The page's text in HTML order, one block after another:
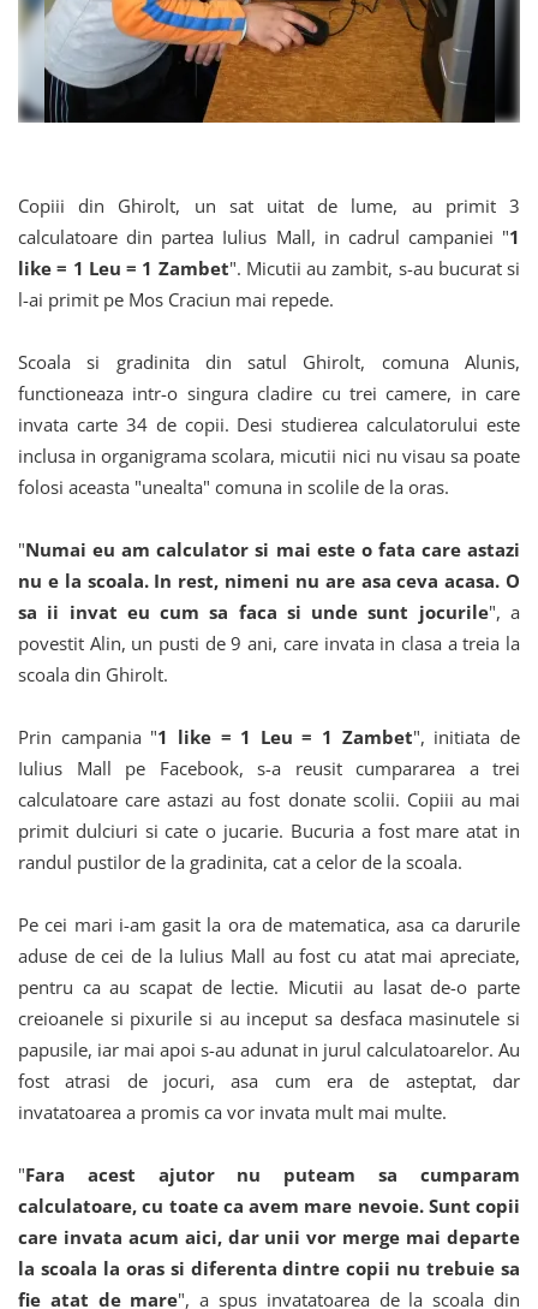
Copiii din Ghirolt, un sat uitat de lume, au primit 3
calculatoare din partea Iulius Mall, in cadrul campaniei "1
like = 1 Leu = 1 Zambet". Micutii au zambit, s-au bucurat si
l-ai primit pe Mos Craciun mai repede.
Scoala si gradinita din satul Ghirolt, comuna Alunis,
functioneaza intr-o singura cladire cu trei camere, in care
invata carte 34 de copii. Desi studierea calculatorului este
inclusa in organigrama scolara, micutii nici nu visau sa poate
folosi aceasta "unealta" comuna in scolile de la oras.
"Numai eu am calculator si mai este o fata care astazi
nu e la scoala. In rest, nimeni nu are asa ceva acasa. O
sa ii invat eu cum sa faca si unde sunt jocurile", a
povestit Alin, un pusti de 9 ani, care invata in clasa a treia la
scoala din Ghirolt.
Prin campania "1 like = 1 Leu = 1 Zambet", initiata de
Iulius Mall pe Facebook, s-a reusit cumpararea a trei
calculatoare care astazi au fost donate scolii. Copiii au mai
primit dulciuri si cate o jucarie. Bucuria a fost mare atat in
randul pustilor de la gradinita, cat a celor de la scoala.
Pe cei mari i-am gasit la ora de matematica, asa ca darurile
aduse de cei de la Iulius Mall au fost cu atat mai apreciate,
pentru ca au scapat de lectie. Micutii au lasat de-o parte
creioanele si pixurile si au inceput sa desfaca masinutele si
papusile, iar mai apoi s-au adunat in jurul calculatoarelor. Au
fost atrasi de jocuri, asa cum era de asteptat, dar
invatatoarea a promis ca vor invata mult mai multe.
"Fara acest ajutor nu puteam sa cumparam
calculatoare, cu toate ca avem mare nevoie. Sunt copii
care invata acum aici, dar unii vor merge mai departe
la scoala la oras si diferenta dintre copii nu trebuie sa
fie atat de mare", a spus invatatoarea de la scoala din